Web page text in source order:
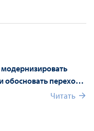
переход
Читать